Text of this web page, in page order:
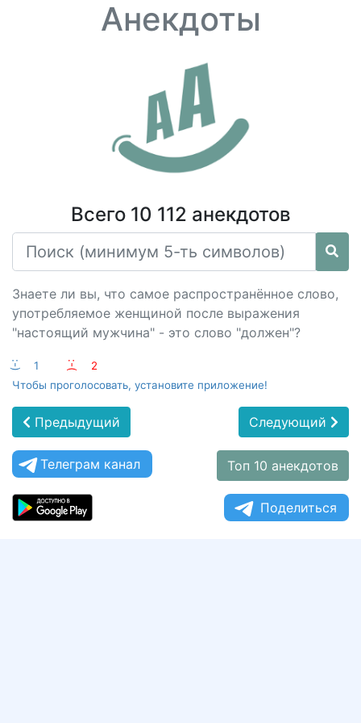
Анекдоты
Всего 10 112 анекдотов
Знаете ли вы, что самое распространённое слово,
употребляемое женщиной после выражения
"настоящий мужчина" - это слово "должен"?
:-) 1 :-(
2
Чтобы проголосовать, установите приложение!
Предыдущий Следующий
Телеграм канал Топ 10 анекдотов
Поделиться